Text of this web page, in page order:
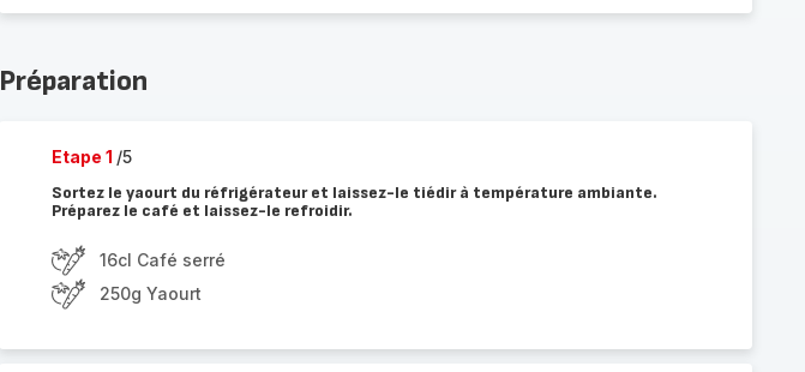
Préparation
Etape 1 /5
Sortez le yaourt du réfrigérateur et laissez-le tiédir à température ambiante.
Préparez le café et laissez-le refroidir.
16cl Café serré
250g Yaourt